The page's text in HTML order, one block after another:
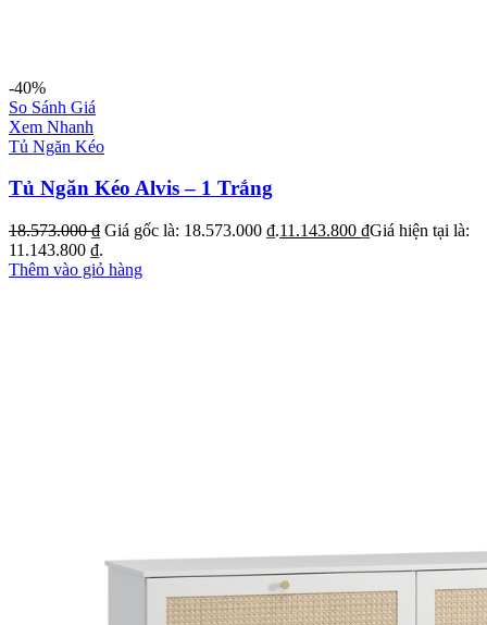
-40%
So Sánh Giá
Xem Nhanh
Tủ Ngăn Kéo
Tủ Ngăn Kéo Alvis – 1 Trắng
18.573.000₫ Giá gốc là: 18.573.000 ₫.11.143.800 ₫Giá hiện tại là:
11.143.800 ₫.
Thêm vào giỏ hàng